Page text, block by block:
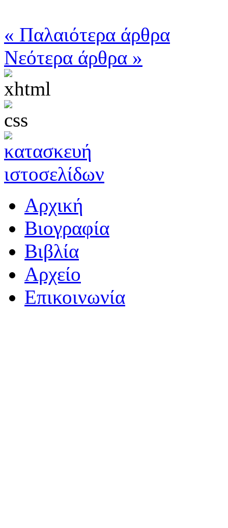
« Παλαιότερα άρθρα
Νεότερα άρθρα »
Αρχική
Βιογραφία
Βιβλία
Αρχείο
Επικοινωνία